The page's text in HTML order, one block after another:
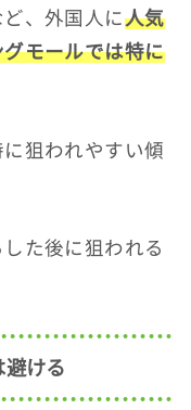
、外国人に人気
モールでは特に
狙われやすい傾
た後に狙われる
ける